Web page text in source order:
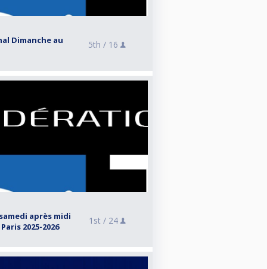
Dimanche au
5th / 16
après midi
2025-2026
1st / 24